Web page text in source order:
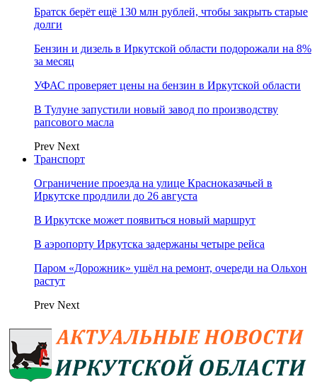
Братск берёт ещё 130 млн рублей, чтобы закрыть старые
долги
Бензин и дизель в Иркутской области подорожали на 8%
за месяц
УФАС проверяет цены на бензин в Иркутской области
В Тулуне запустили новый завод по производству
рапсового масла
Prev Next
Транспорт
Ограничение проезда на улице Красноказачьей в
Иркутске продлили до 26 августа
В Иркутске может появиться новый маршрут
В аэропорту Иркутска задержаны четыре рейса
Паром «Дорожник» ушёл на ремонт, очереди на Ольхон
растут
Prev Next